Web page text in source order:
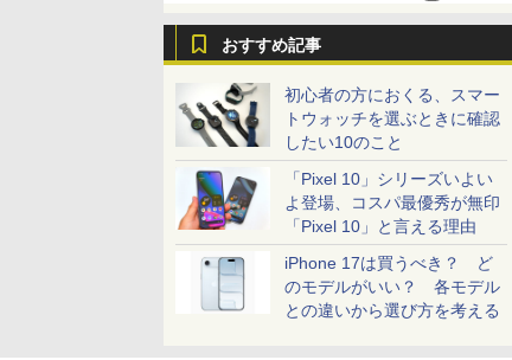
おすすめ記事
初心者の方におくる、スマー
トウォッチを選ぶときに確認
したい10のこと
「Pixel 10」シリーズいよい
よ登場、コスパ最優秀が無印
「Pixel 10」と言える理由
iPhone 17は買うべき？ ど
のモデルがいい？ 各モデル
との違いから選び方を考える